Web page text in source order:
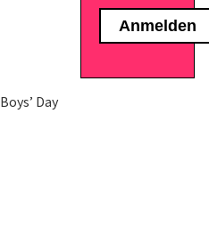
Boys’ Day